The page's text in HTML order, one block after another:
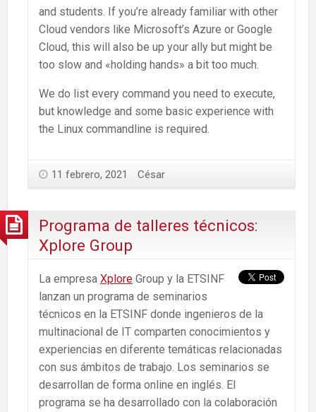
and students. If you’re already familiar with other
Cloud vendors like Microsoft’s Azure or Google
Cloud, this will also be up your ally but might be
too slow and «holding hands» a bit too much.
We do list every command you need to execute,
but knowledge and some basic experience with
the Linux commandline is required.
11 febrero, 2021 César
Programa de talleres técnicos:
Xplore Group
La empresa Xplore Group y la ETSINF
lanzan un programa de seminarios
técnicos en la ETSINF donde ingenieros de la
multinacional de IT comparten conocimientos y
experiencias en diferente temáticas relacionadas
con sus ámbitos de trabajo. Los seminarios se
desarrollan de forma online en inglés. El
programa se ha desarrollado con la colaboración